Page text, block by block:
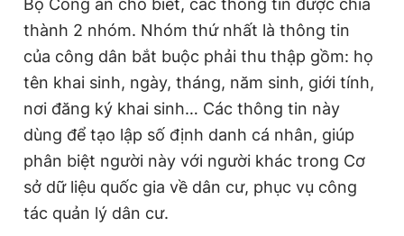
Bộ Công an cho biết, các thông tin được chia
thành 2 nhóm. Nhóm thứ nhất là thông tin
của công dân bắt buộc phải thu thập gồm: họ
tên khai sinh, ngày, tháng, năm sinh, giới tính,
nơi đăng ký khai sinh… Các thông tin này
dùng để tạo lập số định danh cá nhân, giúp
phân biệt người này với người khác trong Cơ
sở dữ liệu quốc gia về dân cư, phục vụ công
tác quản lý dân cư.